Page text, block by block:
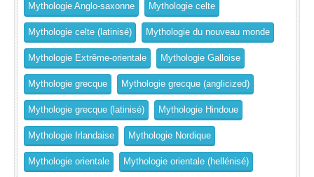
Mythologie Anglo-saxonne Mythologie celte
Mythologie celte (latinisé) Mythologie du nouveau monde
Mythologie Extrême-orientale Mythologie Galloise
Mythologie grecque Mythologie grecque (anglicized)
Mythologie grecque (latinisé) Mythologie Hindoue
Mythologie Irlandaise Mythologie Nordique
Mythologie orientale Mythologie orientale (hellénisé)